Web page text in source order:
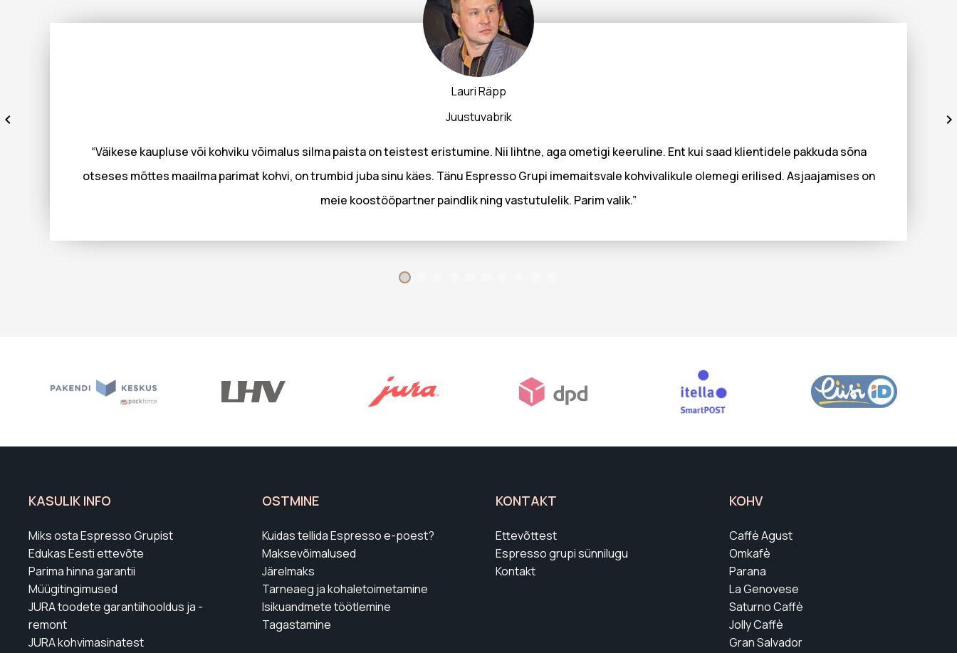
Lauri Räpp
Juustuvabrik
“Väikese kaupluse või kohviku võimalus silma paista on teistest eristumine. Nii lihtne, aga ometigi keeruline. Ent kui saad klientidele pakkuda sõna
otseses mõttes maailma parimat kohvi, on trumbid juba sinu käes. Tänu Espresso Grupi imemaitsvale kohvivalikule olemegi erilised. Asjaajamises on
meie koostööpartner paindlik ning vastutulelik. Parim valik.”
KASULIK INFO
Miks osta Espresso Grupist
Edukas Eesti ettevõte
Parima hinna garantii
Müügitingimused
JURA toodete garantiihooldus ja -
remont
JURA kohvimasinatest
OSTMINE
Kuidas tellida Espresso e-poest?
Maksevõimalused
Järelmaks
Tarneaeg ja kohaletoimetamine
Isikuandmete töötlemine
Tagastamine
KONTAKT
Ettevõttest
Espresso grupi sünnilugu
Kontakt
KOHV
Caffè Agust
Omkafè
Parana
La Genovese
Saturno Caffè
Jolly Caffè
Gran Salvador